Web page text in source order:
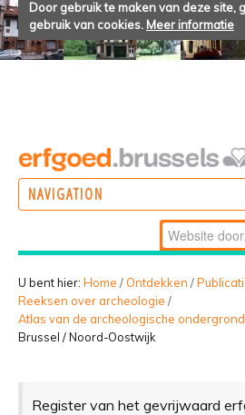
Door gebruik te maken van deze site,
gebruik van cookies. Meer informatie
NAVIGATION
BELEVEN
Zoek
Geavanceerd
zoeken...
U bent hier: Home / Ontdekken /
Reeksen over archeologie /
Atlas van de archeologische
Brussel / Noord-Oostwijk
Register van het gevrijwaard